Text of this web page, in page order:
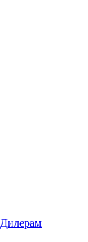
Дилерам